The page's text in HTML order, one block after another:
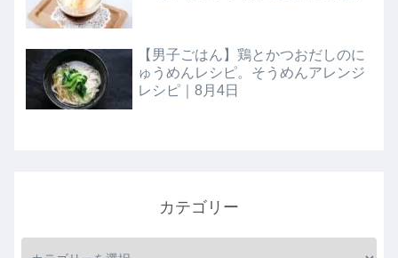
【男子ごはん】鶏とかつおだしのに
ゅうめんレシピ。そうめんアレンジ
レシピ｜8月4日
カテゴリー